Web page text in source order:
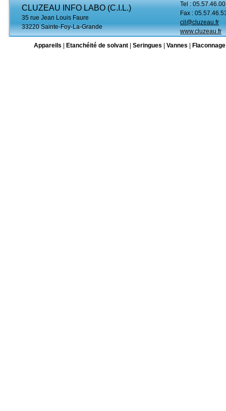
CLUZEAU INFO LABO (C.I.L.)
35 rue Jean Louis Faure
33220 Sainte-Foy-La-Grande
Tel :
Fax :
cil@cluzeau.fr
www.cluzeau.fr
Appareils
Etanchéité de solvant Seringues Vannes Flaconnage